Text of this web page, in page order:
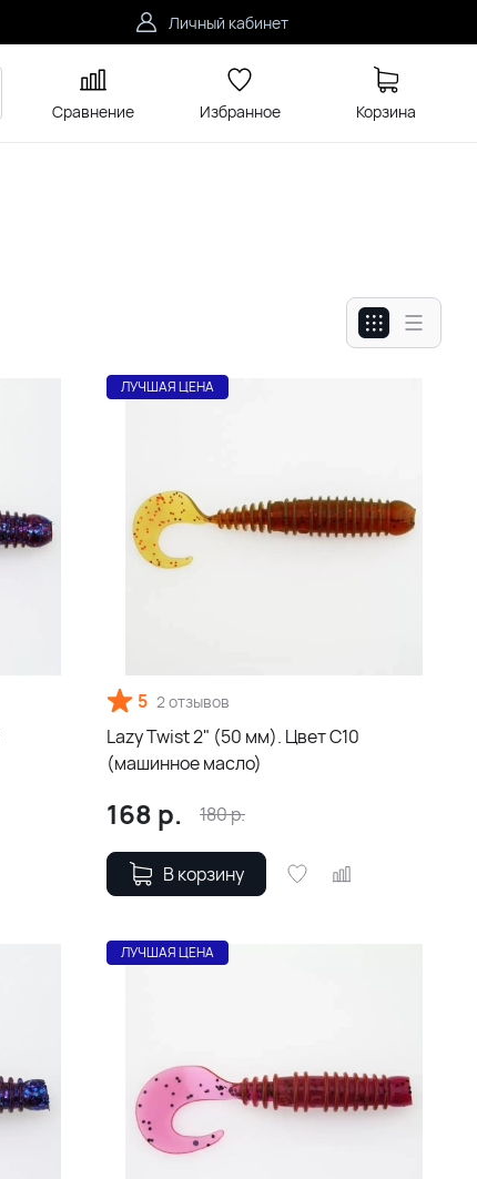
Личный кабинет
Сравнение Избранное Корзина
ЛУЧШАЯ ЦЕНА
5 2 отзывов
Lazy Twist 2" (50 мм). Цвет С10
(машинное масло)
168 р. 180р.
В корзину
ЛУЧШАЯ ЦЕНА